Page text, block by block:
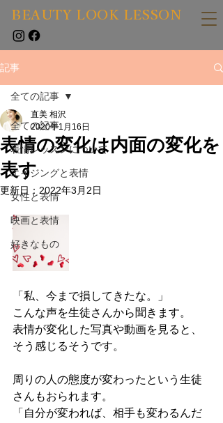
BEAUTY LOOK LESSON
記事
全ての記事
表情レッスンについて
エイジングと表情
女性と表情
映画と表情
好きなもの
全ての記事
表情の変化は内面の変化を
表す
直美 相沢
2020年1月16日
更新日： 2022年3月2日
「私、今まで損してきたな。」
こんな声を生徒さんから聞きます。
表情が変化した写真や動画を見ると、
そう感じるそうです。
周りの人の態度が変わったという生徒
さんもおられます。
「自分が変われば、相手も変わるんだ